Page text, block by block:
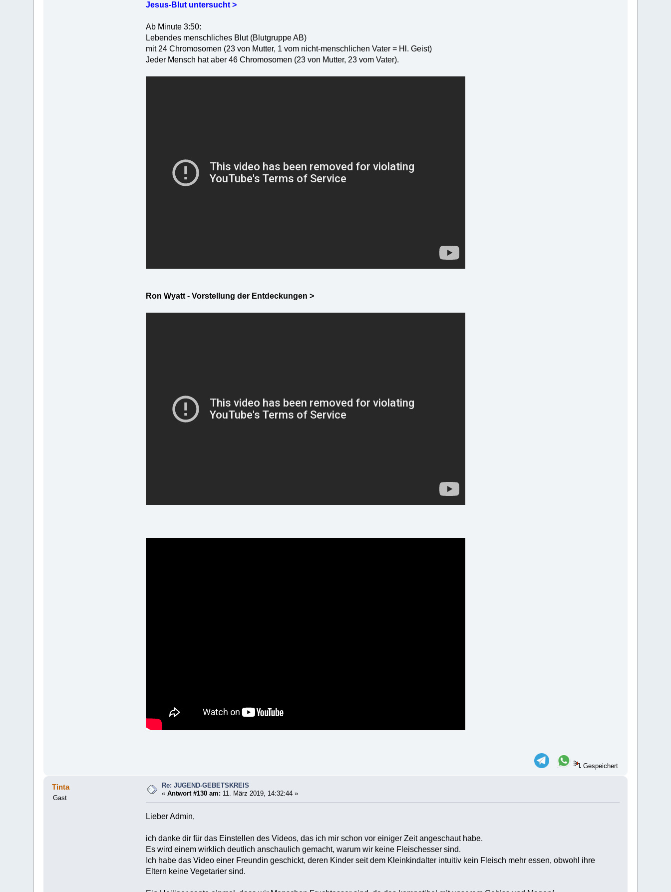
Jesus-Blut untersucht >
Ab Minute 3:50:
Lebendes menschliches Blut (Blutgruppe AB)
mit 24 Chromosomen (23 von Mutter, 1 vom nicht-menschlichen Vater = Hl. Geist)
Jeder Mensch hat aber 46 Chromosomen (23 von Mutter, 23 vom Vater).
Ron Wyatt - Vorstellung der Entdeckungen >
Gespeichert
Tinta
Gast
Re: JUGEND-GEBETSKREIS
«Antwort #130 am: 11. März 2019, 14:32:44 »
Lieber Admin,
ich danke dir für das Einstellen des Videos, das ich mir schon vor einiger Zeit angeschaut habe.
Es wird einem wirklich deutlich anschaulich gemacht, warum wir keine Fleischesser sind.
Ich habe das Video einer Freundin geschickt, deren Kinder seit dem Kleinkindalter intuitiv kein Fleisch mehr essen, obwohl ihre
Eltern keine Vegetarier sind.